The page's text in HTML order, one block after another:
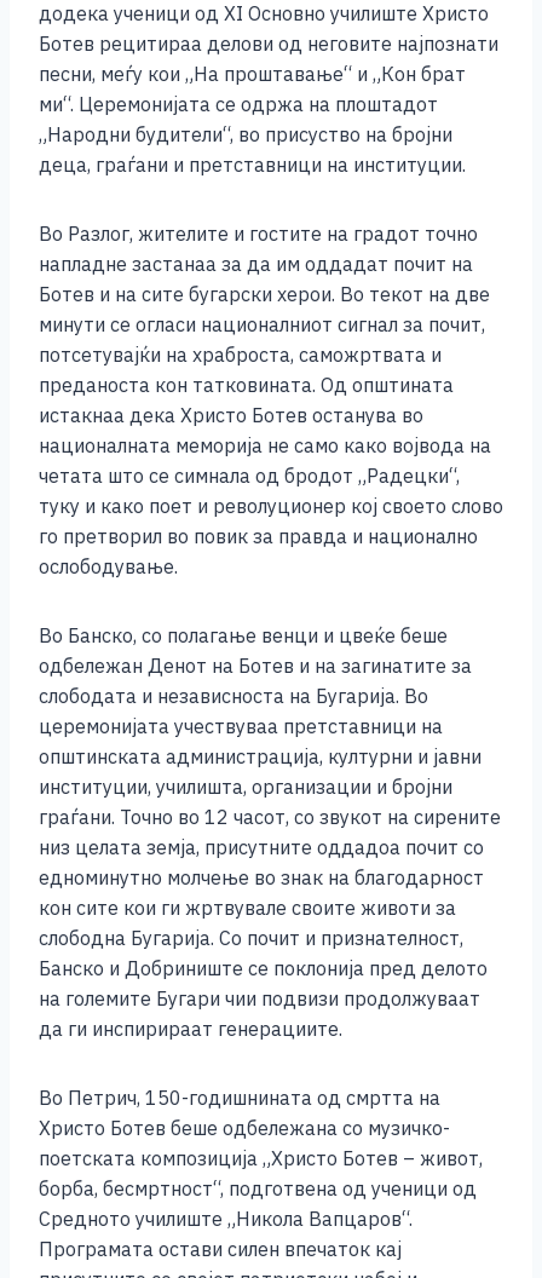
додека ученици од XI Основно училиште Христо
Ботев рецитираа делови од неговите најпознати
песни, меѓу кои „На проштавање“ и „Кон брат
ми“. Церемонијата се одржа на плоштадот
„Народни будители“, во присуство на бројни
деца, граѓани и претставници на институции.
Во Разлог, жителите и гостите на градот точно
напладне застанаа за да им оддадат почит на
Ботев и на сите бугарски херои. Во текот на две
минути се огласи националниот сигнал за почит,
потсетувајќи на храброста, саможртвата и
преданоста кон татковината. Од општината
истакнаа дека Христо Ботев останува во
националната меморија не само како војвода на
четата што се симнала од бродот „Радецки“,
туку и како поет и револуционер кој своето слово
го претворил во повик за правда и национално
ослободување.
Во Банско, со полагање венци и цвеќе беше
одбележан Денот на Ботев и на загинатите за
слободата и независноста на Бугарија. Во
церемонијата учествуваа претставници на
општинската администрација, културни и јавни
институции, училишта, организации и бројни
граѓани. Точно во 12 часот, со звукот на сирените
низ целата земја, присутните оддадоа почит со
едноминутно молчење во знак на благодарност
кон сите кои ги жртвувале своите животи за
слободна Бугарија. Со почит и признателност,
Банско и Добриниште се поклонија пред делото
на големите Бугари чии подвизи продолжуваат
да ги инспирираат генерациите.
Во Петрич, 150-годишнината од смртта на
Христо Ботев беше одбележана со музичко-
поетската композиција „Христо Ботев – живот,
борба, бесмртност“, подготвена од ученици од
Средното училиште „Никола Вапцаров“.
Програмата остави силен впечаток кај